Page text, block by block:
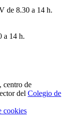
de 8.30 a 14 h.
a 14 h.
centro de
del Colegio de
cookies